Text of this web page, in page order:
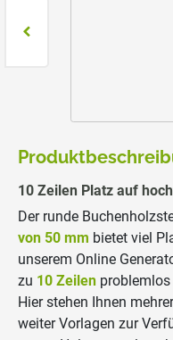
10 Zeilen Platz auf
Der runde
von 50 mm bietet viel
unserem Online
zu 10 Zeilen
Hier stehen Ihnen
weiter Vorlagen zur